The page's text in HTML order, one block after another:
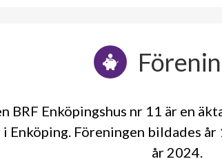
BRF Enköpingshus nr 11 är en
i Enköping. Föreningen bildades
år 2024